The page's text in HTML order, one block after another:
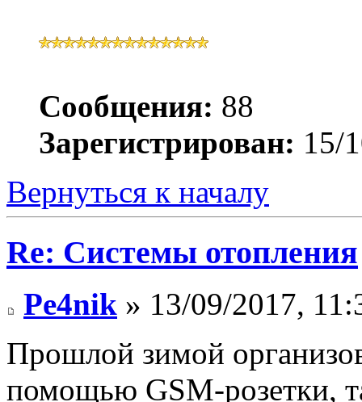
Сообщения: 88
Зарегистрирован: 15/
Вернуться к началу
Re: Системы отопления
Pe4nik » 13/09/2017,
Прошлой зимой
помощью GSM-розетки,